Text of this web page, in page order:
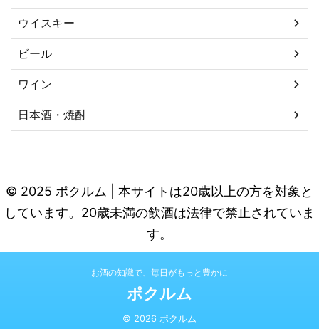
ウイスキー
ビール
ワイン
日本酒・焼酎
© 2025 ポクルム | 本サイトは20歳以上の方を対象と
しています。20歳未満の飲酒は法律で禁止されていま
す。
お酒の知識で、毎日がもっと豊かに
ポクルム
© 2026 ポクルム